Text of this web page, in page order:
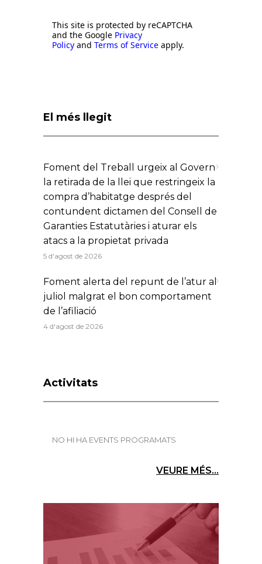
This site is protected by reCAPTCHA
and the Google Privacy
Policy and Terms of Service apply.
El més llegit
Foment del Treball urgeix al Govern
la retirada de la llei que restringeix la
compra d’habitatge després del
contundent dictamen del Consell de
Garanties Estatutàries i aturar els
atacs a la propietat privada
5 d'agost de 2026
Foment alerta del repunt de l’atur al
juliol malgrat el bon comportament
de l’afiliació
4 d'agost de 2026
Activitats
NO HI HA EVENTS PROGRAMATS
VEURE MÉS...